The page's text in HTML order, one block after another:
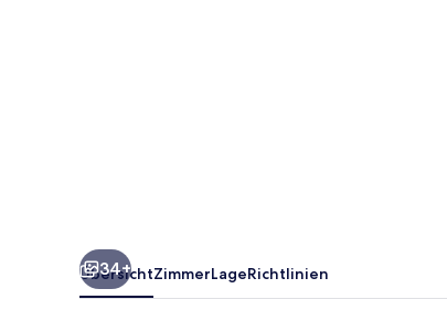
34+
ÜbersichtZimmerLageRichtlinien